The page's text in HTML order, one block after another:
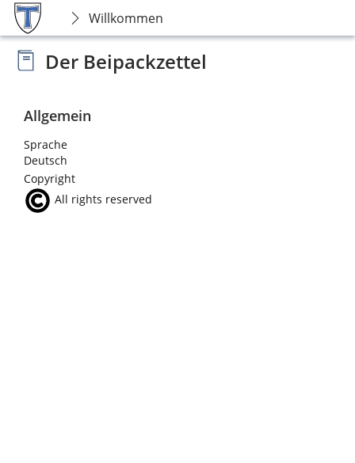
Willkommen
Der Beipackzettel
Allgemein
Sprache
Deutsch
Copyright
All rights reserved